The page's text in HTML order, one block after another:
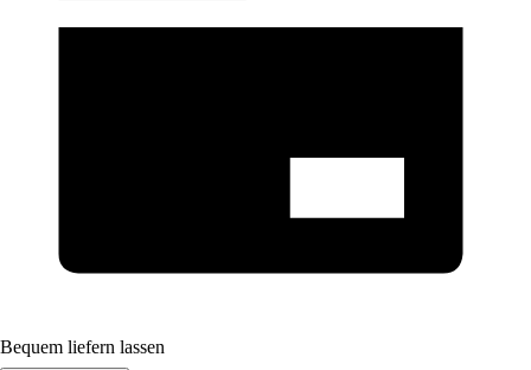
Bequem liefern lassen